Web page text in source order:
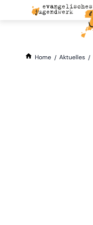
Home Aktuelles